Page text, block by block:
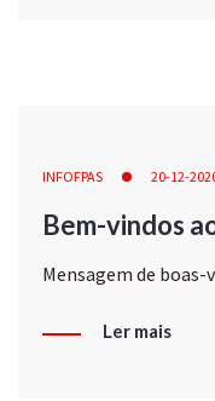
INFOFPAS 20-12-
Bem-vindos
Mensagem de boas-
Ler mais